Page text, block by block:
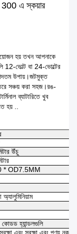
300 এ স্কয়ার
হয় তখন আপনাকে
12-ভোল্ট বা 24-ভোল্টের
উপায়।জটমুক্ত
সঞ্চয় করা সহজ।রঙ-
ব্যাটারিতে খুব
হয় ..
উঁচু
* OD7.5MM
হ্যান্ডলগুলি